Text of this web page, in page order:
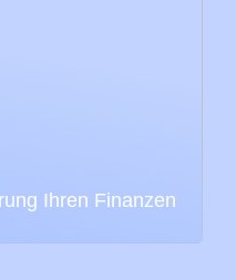
Ihren Finanzen